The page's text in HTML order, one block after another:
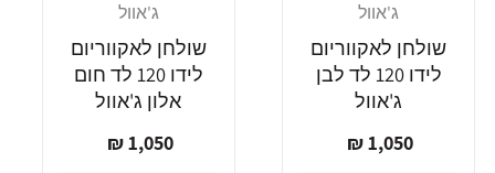
ג'אוול
שולחן לאקווריום
לידו 120 לד לבן
ג'אוול
מחיר
רגיל
1,050 ₪
ג'אוול
שולחן לאקווריום
לידו 120 לד חום
אלון ג'אוול
מחיר
רגיל
1,050 ₪